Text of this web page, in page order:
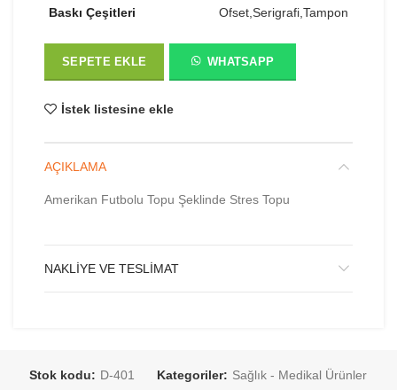
Baskı Çeşitleri
Ofset,Serigrafi,Tampon
SEPETE EKLE WHATSAPP
İstek listesine ekle
AÇIKLAMA
Amerikan Futbolu Topu Şeklinde Stres Topu
NAKLIYE VE TESLIMAT
Stok kodu: D-401 Kategoriler: Sağlık - Medikal Ürünler